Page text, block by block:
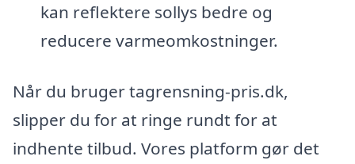
kan reflektere sollys bedre og
reducere varmeomkostninger.
Når du bruger tagrensning-pris.dk,
slipper du for at ringe rundt for at
indhente tilbud. Vores platform gør det